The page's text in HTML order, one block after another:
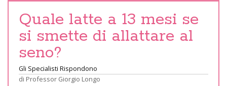
Quale latte a 13 mesi se
si smette di allattare al
seno?
Gli Specialisti Rispondono
di Professor Giorgio Longo